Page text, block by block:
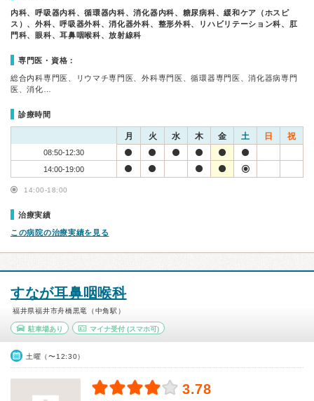
内科、呼吸器内科、循環器内科、消化器内科、糖尿病科、緩和ケア（ホスピ
ス）、外科、呼吸器外科、消化器外科、整形外科、リハビリテーション科、肛
門科、眼科、耳鼻咽喉科、放射線科
専門医・資格：
総合内科専門医、リウマチ専門医、外科専門医、循環器専門医、消化器病専門
医、消化…
診療時間
月 火 水 木 金 土 日 祝
08:50-12:30
14:00-19:00
14:00-18:00
治療実績
この病院の治療実績を見る
すなが耳鼻咽喉科
福井県福井市舟橋黒竜（中角駅）
駐車場あり マイナ受付(スマホ可)
土曜（〜12:30）
3.78